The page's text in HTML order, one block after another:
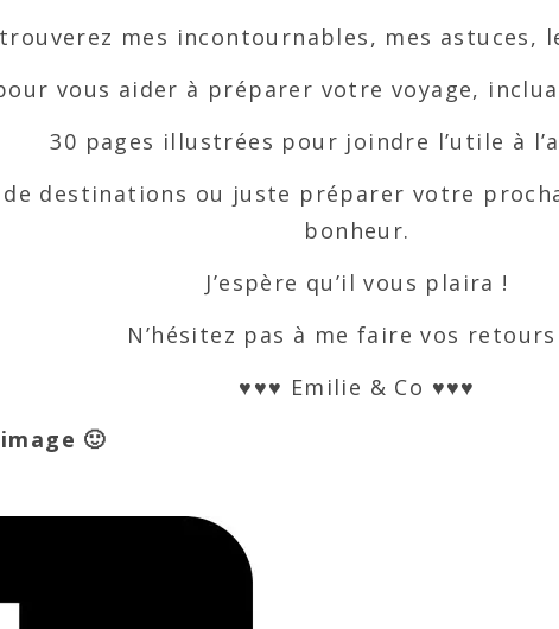
mes incontournables, mes astuces,
vous aider à préparer votre voyage,
30 pages illustrées pour joindre l’utile à
de destinations ou juste préparer votre
bonheur.
J’espère qu’il vous plaira !
N’hésitez pas à me faire vos retours
♥♥♥ Emilie & Co ♥♥♥
🙂